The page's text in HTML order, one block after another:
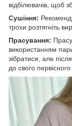
відбілювачів, щоб
Сушіння:
трохи розтягніть
Прасування:
використанням
зібратися, але
до свого первісного